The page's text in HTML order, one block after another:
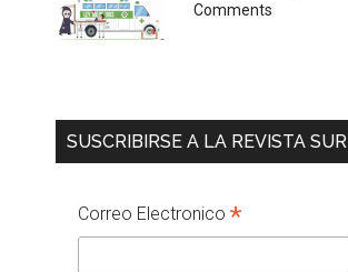
Comments
SUSCRIBIRSE A LA REVISTA SUR
Correo Electronico *